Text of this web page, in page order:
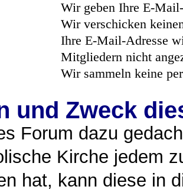
Wir geben Ihre E-
Wir verschicken
Ihre E-Mail-Adresse
Mitgliedern nicht
Wir sammeln keine
und Zweck
Forum dazu
Kirche jedem
hat, kann diese in